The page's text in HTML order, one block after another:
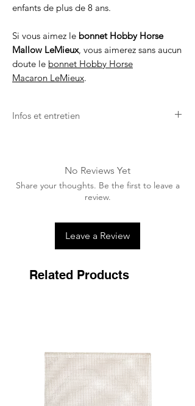
enfants de plus de 8 ans.
Si vous aimez le bonnet Hobby Horse
Mallow LeMieux, vous aimerez sans aucun
doute le bonnet Hobby Horse
Macaron LeMieux.
Infos et entretien
No Reviews Yet
Share your thoughts. Be the first to leave a
review.
Leave a Review
Related Products